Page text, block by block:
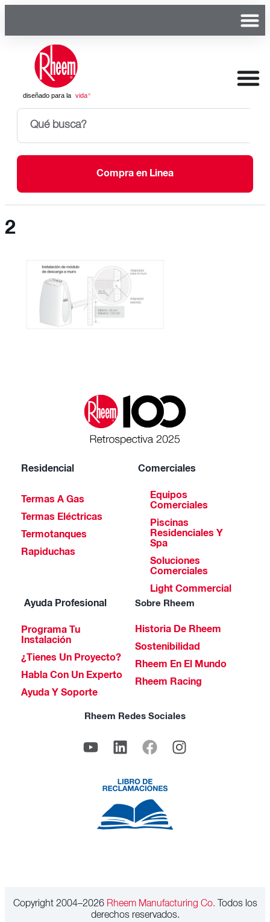
Compra en Linea
2
Residencial
Termas A Gas
Termas Eléctricas
Termotanques
Rapiduchas
Comerciales
Equipos
Comerciales
Piscinas
Residenciales Y
Spa
Soluciones
Comerciales
Light Commercial
Ayuda Profesional
Programa Tu
Instalación
¿Tienes Un Proyecto?
Habla Con Un Experto
Ayuda Y Soporte
Sobre Rheem
Historia De Rheem
Sostenibilidad
Rheem En El Mundo
Rheem Racing
Rheem Redes Sociales
Copyright 2004–2026Rheem Manufacturing Co. Todos los
derechos reservados.